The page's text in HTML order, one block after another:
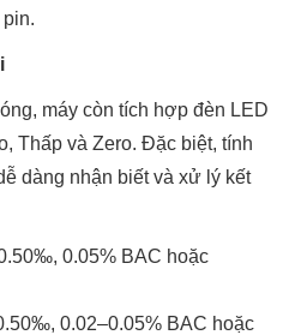
máy còn tích hợp đèn LED
Thấp và Zero. Đặc biệt, tính
dàng nhận biết và xử lý kết
0.05% BAC hoặc
0.02–0.05% BAC hoặc